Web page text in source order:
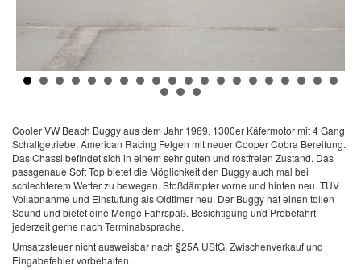
CoolerVW Beach Buggy aus dem Jahr 1969. 1300er Käfermotor mit 4 Gang
Schaltgetriebe. American Racing Felgen mit neuer Cooper Cobra Bereifung.
Das Chassi befindet sich in einem sehr guten und rostfreien Zustand. Das
passgenaue Soft Top bietet die Möglichkeit den Buggy auch mal bei
schlechterem Wetter zu bewegen. Stoßdämpfer vorne und hinten neu. TÜV
Vollabnahme und Einstufung als Oldtimer neu. Der Buggy hat einen tollen
Sound und bietet eine Menge Fahrspaß. Besichtigung und Probefahrt
jederzeit gerne nach Terminabsprache.
Umsatzsteuer nicht ausweisbar nach §25A UStG. Zwischenverkauf und
Eingabefehler vorbehalten.